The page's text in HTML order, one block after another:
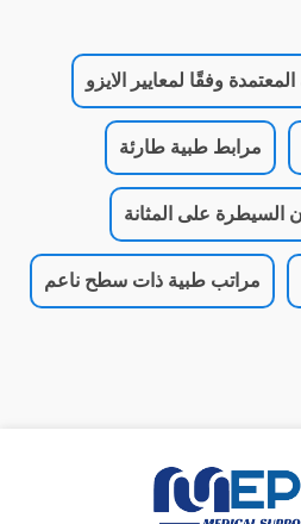
وفقًا لمعايير الايزو
مرابط طبية طارئة
السيطرة على المثانة
مراتب طبية ذات سطح ناعم